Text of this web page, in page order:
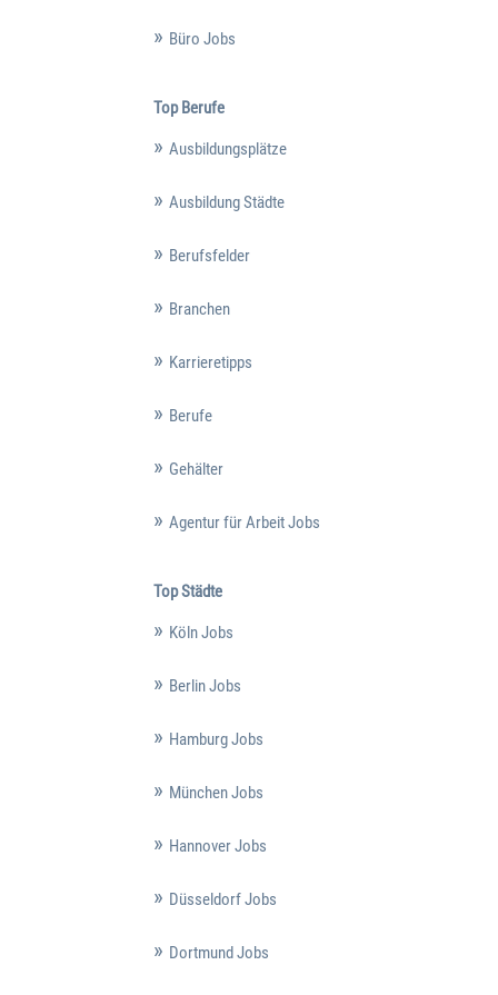
Büro Jobs
Top Berufe
Ausbildungsplätze
Ausbildung Städte
Berufsfelder
Branchen
Karrieretipps
Berufe
Gehälter
Agentur für Arbeit Jobs
Top Städte
Köln Jobs
Berlin Jobs
Hamburg Jobs
München Jobs
Hannover Jobs
Düsseldorf Jobs
Dortmund Jobs